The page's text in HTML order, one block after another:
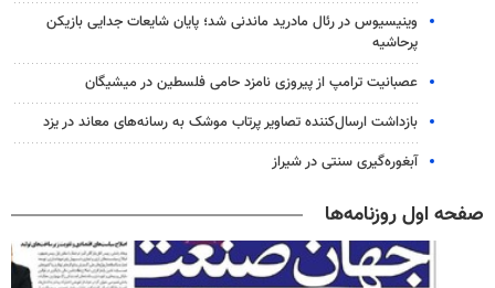
وینیسیوس در رئال مادرید ماندنی شد؛ پایان شایعات جدایی بازیکن
پرحاشیه
عصبانیت ترامپ از پیروزی نامزد حامی فلسطین در میشیگان
بازداشت ارسال‌کننده تصاویر پرتاب موشک به رسانه‌های معاند در یزد
آبغوره‌گیری سنتی در شیراز
صفحه اول روزنامه‌ها